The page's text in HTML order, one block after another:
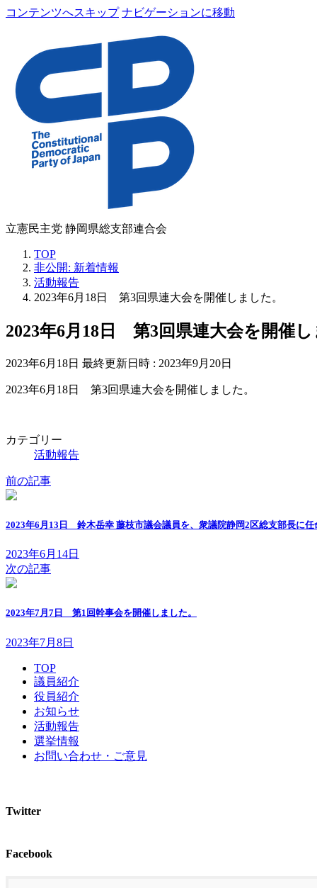
コンテンツへスキップ ナビゲーションに移動
立憲民主党 静岡県総支部連合会
TOP
非公開: 新着情報
活動報告
2023年6月18日 第3回県連大会を開催しました。
2023年6月18日 第3回県連大会を開催し
2023年6月18日 最終更新日時 : 2023年9月20日
2023年6月18日 第3回県連大会を開催しました。
カテゴリー
活動報告
前の記事
2023年6月13日 鈴木岳幸 藤枝市議会議員を、衆議院静岡2区総支部長に任
2023年6月14日
次の記事
2023年7月7日 第1回幹事会を開催しました。
2023年7月8日
TOP
議員紹介
役員紹介
お知らせ
活動報告
選挙情報
お問い合わせ・ご意見
Twitter
Facebook